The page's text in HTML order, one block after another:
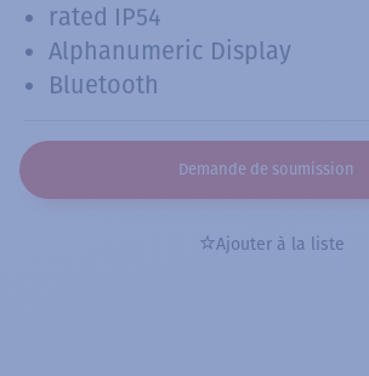
rated IP54
Alphanumeric Display
Bluetooth
Demande de soumission
Ajouter à la liste